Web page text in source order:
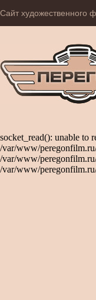
Сайт художественного
socket_read(): unable to
/var/www/
/var/www/
/var/www/